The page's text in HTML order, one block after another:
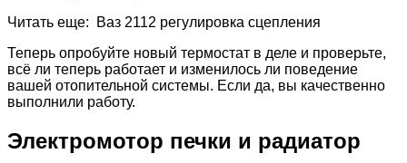
Читать еще: Ваз 2112 регулировка сцепления
Теперь опробуйте новый термостат в деле и проверьте,
всё ли теперь работает и изменилось ли поведение
вашей отопительной системы. Если да, вы качественно
выполнили работу.
Электромотор печки и радиатор